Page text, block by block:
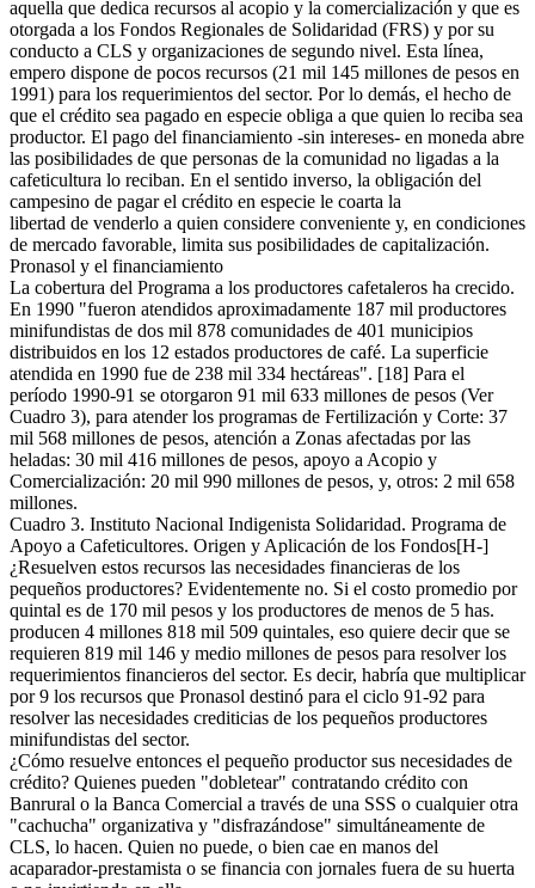
aquella que dedica recursos al acopio y la comercialización y que es
otorgada a los Fondos Regionales de Solidaridad (FRS) y por su
conducto a CLS y organizaciones de segundo nivel. Esta línea,
empero dispone de pocos recursos (21 mil 145 millones de pesos en
1991) para los requerimientos del sector. Por lo demás, el hecho de
que el crédito sea pagado en especie obliga a que quien lo reciba sea
productor. El pago del financiamiento -sin intereses- en moneda abre
las posibilidades de que personas de la comunidad no ligadas a la
cafeticultura lo reciban. En el sentido inverso, la obligación del
campesino de pagar el crédito en especie le coarta la
libertad de venderlo a quien considere conveniente y, en condiciones
de mercado favorable, limita sus posibilidades de capitalización.
Pronasol y el financiamiento
La cobertura del Programa a los productores cafetaleros ha crecido.
En 1990 "fueron atendidos aproximadamente 187 mil productores
minifundistas de dos mil 878 comunidades de 401 municipios
distribuidos en los 12 estados productores de café. La superficie
atendida en 1990 fue de 238 mil 334 hectáreas". [18] Para el
período 1990-91 se otorgaron 91 mil 633 millones de pesos (Ver
Cuadro 3), para atender los programas de Fertilización y Corte: 37
mil 568 millones de pesos, atención a Zonas afectadas por las
heladas: 30 mil 416 millones de pesos, apoyo a Acopio y
Comercialización: 20 mil 990 millones de pesos, y, otros: 2 mil 658
millones.
Cuadro 3. Instituto Nacional Indigenista Solidaridad. Programa de
Apoyo a Cafeticultores. Origen y Aplicación de los Fondos[H-]
¿Resuelven estos recursos las necesidades financieras de los
pequeños productores? Evidentemente no. Si el costo promedio por
quintal es de 170 mil pesos y los productores de menos de 5 has.
producen 4 millones 818 mil 509 quintales, eso quiere decir que se
requieren 819 mil 146 y medio millones de pesos para resolver los
requerimientos financieros del sector. Es decir, habría que multiplicar
por 9 los recursos que Pronasol destinó para el ciclo 91-92 para
resolver las necesidades crediticias de los pequeños productores
minifundistas del sector.
¿Cómo resuelve entonces el pequeño productor sus necesidades de
crédito? Quienes pueden "dobletear" contratando crédito con
Banrural o la Banca Comercial a través de una SSS o cualquier otra
"cachucha" organizativa y "disfrazándose" simultáneamente de
CLS, lo hacen. Quien no puede, o bien cae en manos del
acaparador-prestamista o se financia con jornales fuera de su huerta